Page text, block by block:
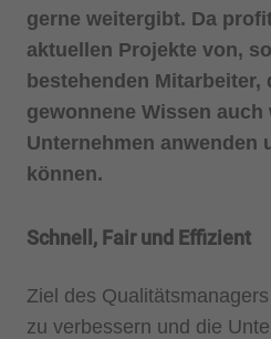
gerne weitergibt. Da
aktuellen Projekte von,
bestehenden Mitarbeiter,
gewonnene Wissen
Unternehmen anwenden
können.
Schnell, Fair und Effizient
Ziel des
zu verbessern und die